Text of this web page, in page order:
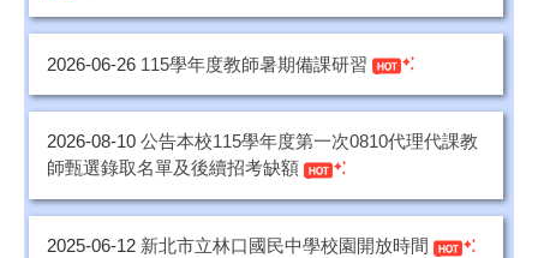
2026-06-26 115學年度教師暑期備課研習
2026-08-10 公告本校115學年度第一次0810代理代課教
師甄選錄取名單及後續招考缺額
2025-06-12 新北市立林口國民中學校園開放時間